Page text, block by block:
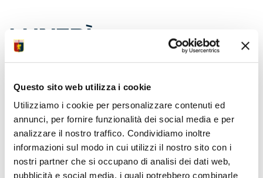
Questo sito web utilizza i cookie
Utilizziamo i cookie per personalizzare contenuti ed
annunci, per fornire funzionalità dei social media e per
analizzare il nostro traffico. Condividiamo inoltre
informazioni sul modo in cui utilizzi il nostro sito con i
nostri partner che si occupano di analisi dei dati web,
pubblicità e social media, i quali potrebbero combinarle
LUNEDÌ
ALLENAMENTO A
• Vi aspettiamo per un abbraccio collettivo di inizio
stagione
• Varchi del ‘Signorini’ aperti al pubblico a partire dalle
ore 16
• Inizio dell’allenamento in palestra previsto alle ore
16:30